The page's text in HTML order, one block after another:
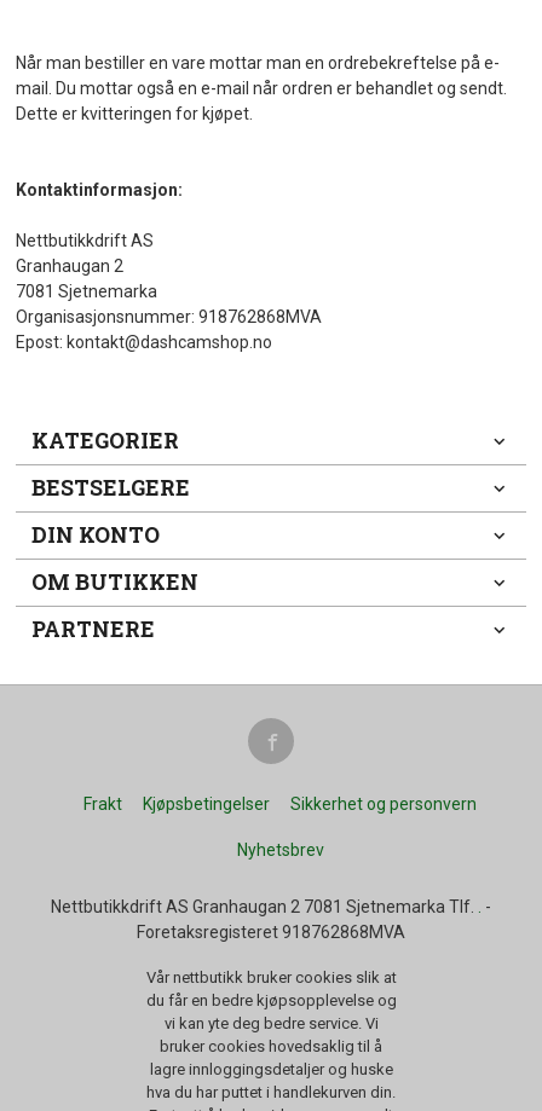
Når man bestiller en vare mottar man en ordrebekreftelse på e-
mail. Du mottar også en e-mail når ordren er behandlet og sendt.
Dette er kvitteringen for kjøpet.
Kontaktinformasjon:
Nettbutikkdrift AS
Granhaugan 2
7081 Sjetnemarka
Organisasjonsnummer: 918762868MVA
Epost: kontakt@dashcamshop.no
KATEGORIER
BESTSELGERE
DIN KONTO
OM BUTIKKEN
PARTNERE
Frakt Kjøpsbetingelser Sikkerhet og personvern
Nyhetsbrev
Nettbutikkdrift AS Granhaugan 2 7081 Sjetnemarka Tlf.
-
Foretaksregisteret 918762868MVA
Vår nettbutikk bruker cookies slik at
du får en bedre kjøpsopplevelse og
vi kan yte deg bedre service. Vi
bruker cookies hovedsaklig til å
lagre innloggingsdetaljer og huske
hva du har puttet i handlekurven din.